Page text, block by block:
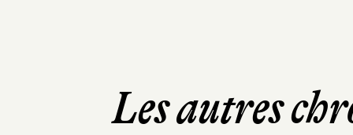
Les autres